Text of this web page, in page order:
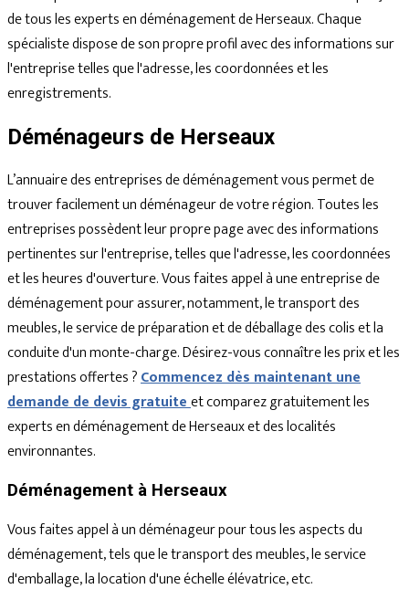
de tous les experts en déménagement de Herseaux. Chaque
spécialiste dispose de son propre profil avec des informations sur
l'entreprise telles que l'adresse, les coordonnées et les
enregistrements.
Déménageurs de Herseaux
L’annuaire des entreprises de déménagement vous permet de
trouver facilement un déménageur de votre région. Toutes les
entreprises possèdent leur propre page avec des informations
pertinentes sur l'entreprise, telles que l'adresse, les coordonnées
et les heures d'ouverture. Vous faites appel à une entreprise de
déménagement pour assurer, notamment, le transport des
meubles, le service de préparation et de déballage des colis et la
conduite d'un monte-charge. Désirez-vous connaître les prix et les
prestations offertes ?Commencez dès maintenant une
demande de devis gratuiteet comparez gratuitement les
experts en déménagement de Herseaux et des localités
environnantes.
Déménagement à Herseaux
Vous faites appel à un déménageur pour tous les aspects du
déménagement, tels que le transport des meubles, le service
d'emballage, la location d'une échelle élévatrice, etc.